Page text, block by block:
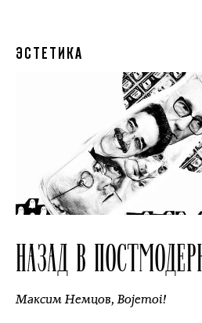
ЭСТЕТИКА
НАЗАД В
Максим Немцов,Bojemoi!